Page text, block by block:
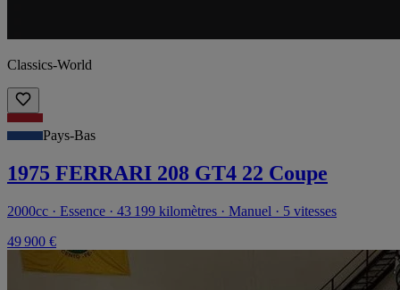
Classics-World
Pays-Bas
1975 FERRARI 208 GT4 22 Coupe
2000cc · Essence · 43 199 kilomètres · Manuel · 5 vitesses
49 900 €